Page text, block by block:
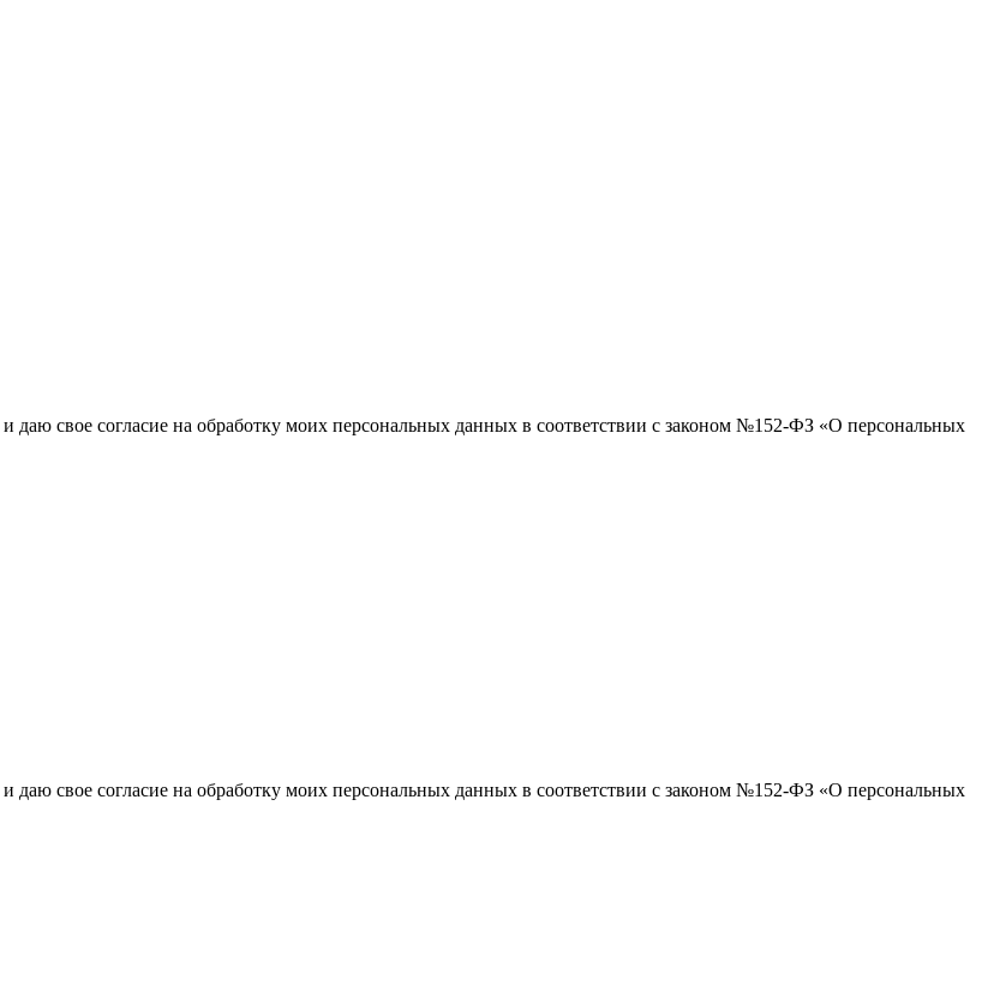
и даю свое согласие на обработку моих персональных данных в соответствии с законом №152-ФЗ «О персональных
и даю свое согласие на обработку моих персональных данных в соответствии с законом №152-ФЗ «О персональных